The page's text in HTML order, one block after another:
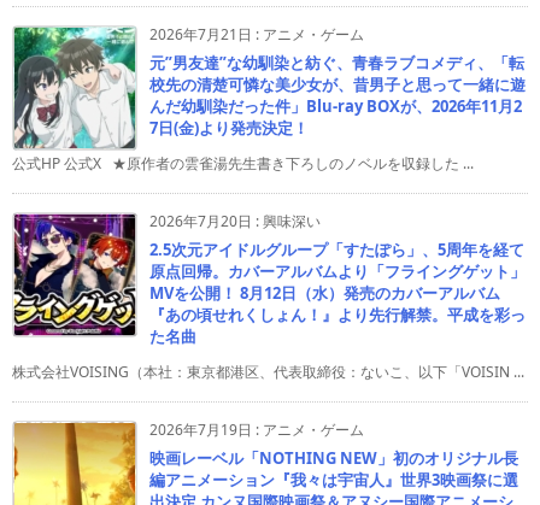
2026年7月21日 : アニメ・ゲーム
元”男友達”な幼馴染と紡ぐ、青春ラブコメディ、「転
校先の清楚可憐な美少女が、昔男子と思って一緒に遊
んだ幼馴染だった件」Blu-ray BOXが、2026年11月2
7日(金)より発売決定！
公式HP 公式X ★原作者の雲雀湯先生書き下ろしのノベルを収録した ...
2026年7月20日 :興味深い
2.5次元アイドルグループ「すたぽら」、5周年を経て
原点回帰。カバーアルバムより「フライングゲット」
MVを公開！ 8月12日（水）発売のカバーアルバム
『あの頃せれくしょん！』より先行解禁。平成を彩っ
た名曲
株式会社VOISING（本社：東京都港区、代表取締役：ないこ、以下「VOISIN ...
2026年7月19日 : アニメ・ゲーム
映画レーベル「NOTHING NEW」初のオリジナル長
編アニメーション『我々は宇宙人』世界3映画祭に選